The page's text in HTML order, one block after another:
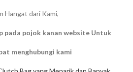
Hangat dari Kami,
pada pojok kanan website Untuk
menghubungi kami